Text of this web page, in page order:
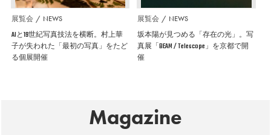
展覧会 NEWS
AIと19世紀写真技法を横断。村上華
子が失われた「最初の写真」をたど
る個展開催
展覧会 NEWS
坂本陽が見つめる「存在の光」。写
真展「BEAM / Telescope」を京都で開
催
Magazine